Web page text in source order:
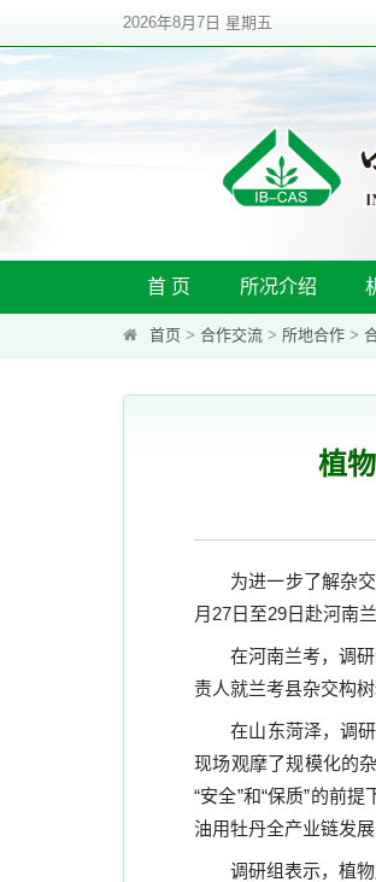
2026年8月7日 星期五
首 页 所况介绍
首页 > 合作交流 > 所地合作 >
植
为进一步了解杂
月 27日至29日赴河南
在河南兰考，调
责人就兰考县杂交构
在山东菏泽，调
现场观摩了规模化的
“安全”和“保质”的前
油用牡丹全产业链发展
调研组表示，植